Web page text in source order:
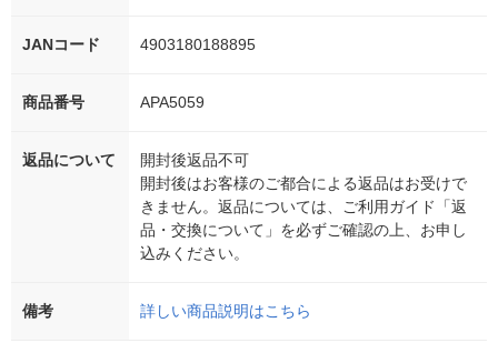
JANコード 4903180188895
商品番号 APA5059
返品について
開封後返品不可
開封後はお客様のご都合による返品はお受けで
きません。返品については、ご利用ガイド「返
品・交換について」を必ずご確認の上、お申し
込みください。
備考 詳しい商品説明はこちら